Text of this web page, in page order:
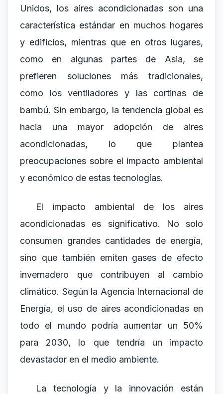
Unidos, los aires acondicionadas son una
característica estándar en muchos hogares
y edificios, mientras que en otros lugares,
como en algunas partes de Asia, se
prefieren soluciones más tradicionales,
como los ventiladores y las cortinas de
bambú. Sin embargo, la tendencia global es
hacia una mayor adopción de aires
acondicionadas, lo que plantea
preocupaciones sobre el impacto ambiental
y económico de estas tecnologías.
El impacto ambiental de los aires
acondicionadas es significativo. No solo
consumen grandes cantidades de energía,
sino que también emiten gases de efecto
invernadero que contribuyen al cambio
climático. Según la Agencia Internacional de
Energía, el uso de aires acondicionadas en
todo el mundo podría aumentar un 50%
para 2030, lo que tendría un impacto
devastador en el medio ambiente.
La tecnología y la innovación están